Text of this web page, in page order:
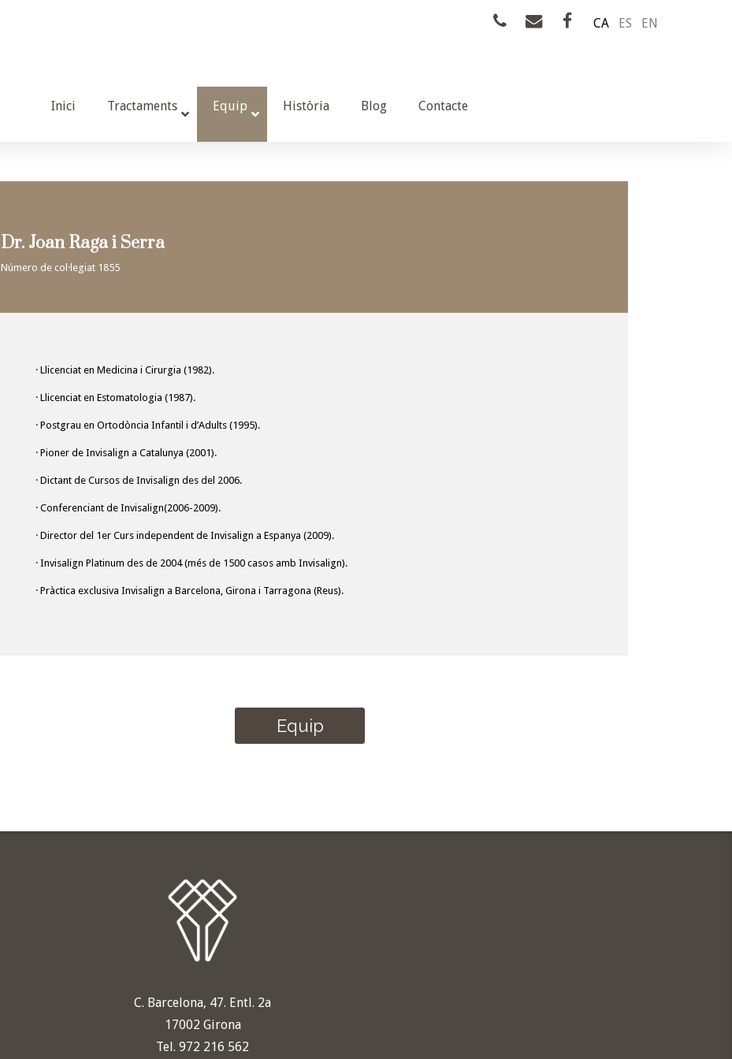
CA ES EN
Inici Tractaments Equip Història Blog Contacte
Dr. Joan Raga i Serra
Número de col·legiat 1855
· Llicenciat en Medicina i Cirurgia (1982).
· Llicenciat en Estomatologia (1987).
· Postgrau en Ortodòncia Infantil i d’Adults (1995).
· Pioner de Invisalign a Catalunya (2001).
· Dictant de Cursos de Invisalign des del 2006.
· Conferenciant de Invisalign(2006-2009).
· Director del 1er Curs independent de Invisalign a Espanya (2009).
· Invisalign Platinum des de 2004 (més de 1500 casos amb Invisalign).
· Pràctica exclusiva Invisalign a Barcelona, Girona i Tarragona (Reus).
Equip
C. Barcelona, 47. Entl. 2a
17002 Girona
Tel. 972 216 562